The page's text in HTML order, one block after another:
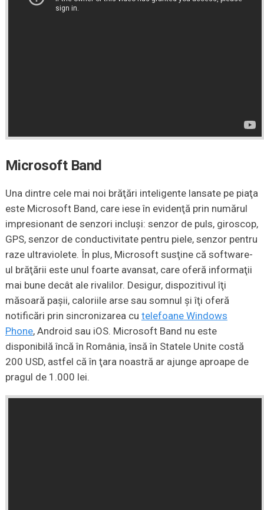
Microsoft Band
Una dintre cele mai noi brăţări inteligente lansate pe piaţa
este Microsoft Band, care iese în evidenţă prin numărul
impresionant de senzori incluşi: senzor de puls, giroscop,
GPS, senzor de conductivitate pentru piele, senzor pentru
raze ultraviolete. În plus, Microsoft susţine că software-
ul brăţării este unul foarte avansat, care oferă informaţii
mai bune decât ale rivalilor. Desigur, dispozitivul îţi
măsoară paşii, caloriile arse sau somnul şi îţi oferă
notificări prin sincronizarea cu telefoane Windows
Phone, Android sau iOS. Microsoft Band nu este
disponibilă încă în România, însă în Statele Unite costă
200 USD, astfel că în ţara noastră ar ajunge aproape de
pragul de 1.000 lei.